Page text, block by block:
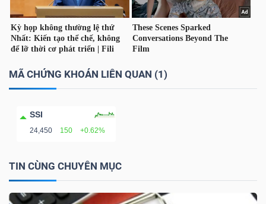
MÃ CHỨNG KHOÁN LIÊN QUAN (1)
SSI
24,450 150 +0.62%
TIN CÙNG CHUYÊN MỤC
TÀI
CHÍNH
CÁ
PHÂN
TÍCH